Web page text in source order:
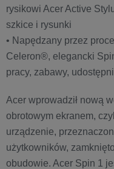
rysikowi Acer Active
szkice i rysunki
• Napędzany przez
Celeron®, elegancki
pracy, zabawy,
Acer wprowadził nową
obrotowym ekranem,
urządzenie,
użytkowników,
obudowie. Acer Spin 1